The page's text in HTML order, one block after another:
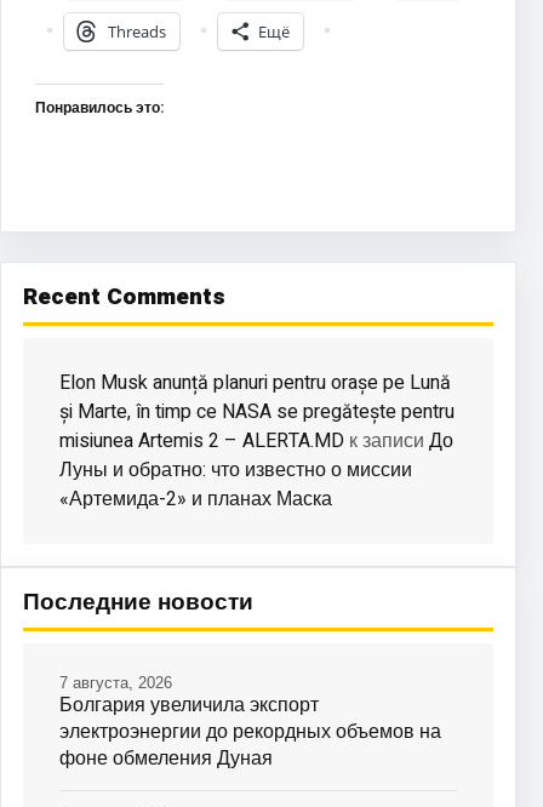
Threads Ещё
Понравилось это:
Recent Comments
Elon Musk anunță planuri pentru orașe pe Lună
și Marte, în timp ce NASA se pregătește pentru
misiunea Artemis 2 – ALERTA.MD к записи До
Луны и обратно: что известно о миссии
«Артемида-2» и планах Маска
Последние новости
Болгария увеличила экспорт
электроэнергии до рекордных объемов на
фоне обмеления Дуная
7 августа, 2026